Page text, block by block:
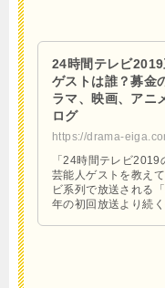
24時間テレビ
ゲストは誰？募金
ラマ、映画、アニ
ログ
https://drama-
「24時間テレビ
芸能人ゲストを教え
ビ系列で放送される
年の初回放送より続